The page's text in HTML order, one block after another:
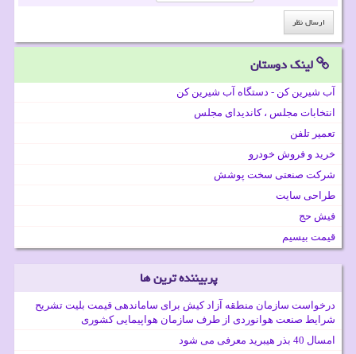
لینک دوستان
آب شیرین کن - دستگاه آب شیرین کن
انتخابات مجلس ، کاندیدای مجلس
تعمیر تلفن
خرید و فروش خودرو
شرکت صنعتی سخت پوشش
طراحی سایت
فیش حج
قیمت بیسیم
پربیننده ترین ها
درخواست سازمان منطقه آزاد کیش برای ساماندهی قیمت بلیت تشریح
شرایط صنعت هوانوردی از طرف سازمان هواپیمایی کشوری
امسال 40 بذر هیبرید معرفی می شود